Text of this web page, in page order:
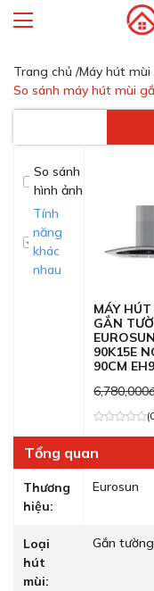
Trang chủ /Máy hút
So sánh máy hút mùi
So sánh
hình ảnh
Tính
năng
khác
nhau
MÁY HÚT
GẮN
90K15E
90CM
Tổng quan
Thương
hiệu:
Eurosun
Loại
hút
mùi:
Gắn tường